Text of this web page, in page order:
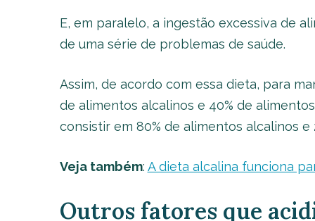
E, em paralelo, a ingestão excessiva de
de uma série de problemas de saúde.
Assim, de acordo com essa dieta, para
de alimentos alcalinos e 40% de
consistir em 80% de alimentos alcalinos e
Veja também: A dieta alcalina funciona
Outros fatores que